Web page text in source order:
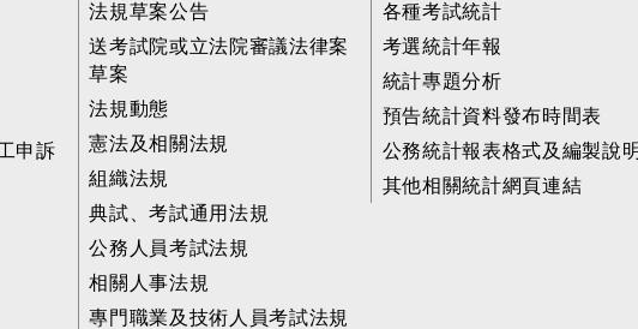
申訴
法規草案公告
送考試院或立法院審議法律案
草案
法規動態
憲法及相關法規
組織法規
典試、考試通用法規
公務人員考試法規
相關人事法規
專門職業及技術人員考試法規
各種考試統計
考選統計年報
統計專題分析
預告統計資料發布時間表
公務統計報表格式及編製說
其他相關統計網頁連結